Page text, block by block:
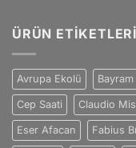
Yaratıcılık
Derinliklerle
Bir
Sanatçı
için
ÜRÜN ETIKETLERI
Avrupa Ekolü
Cep Saati Claudio
Eser Afacan Fabius